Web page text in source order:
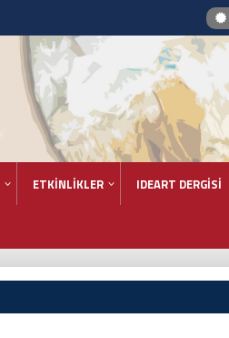
ETKİNLİKLER IDEART DERGİSİ